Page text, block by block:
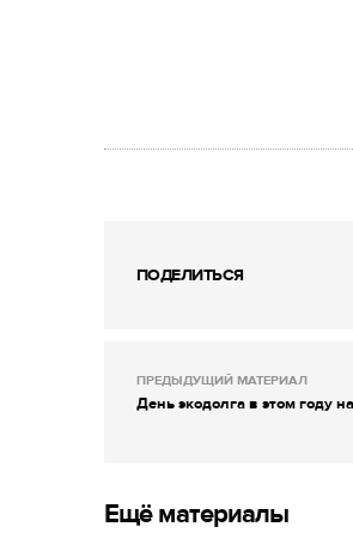
ПОДЕЛИТЬСЯ
ПРЕДЫДУЩИЙ МАТЕРИАЛ
День экодолга в этом году
Ещё материалы